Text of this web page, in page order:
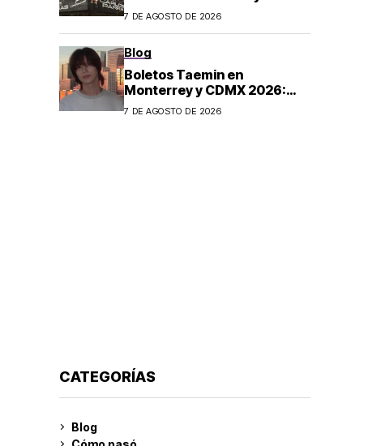
precios
7 DE AGOSTO DE 2026
Blog
Boletos Taemin en
Monterrey y CDMX 2026:
¿dónde comprar?
7 DE AGOSTO DE 2026
CATEGORÍAS
Blog